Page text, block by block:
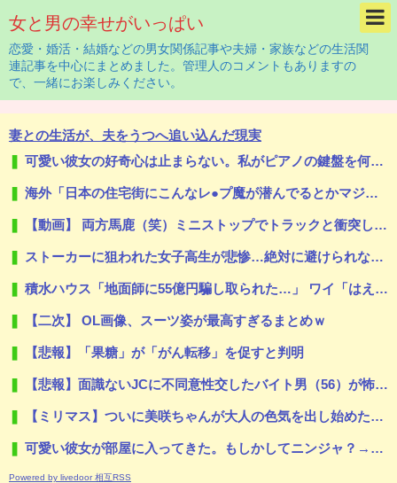
女と男の幸せがいっぱい
恋愛・婚活・結婚などの男女関係記事や夫婦・家族などの生活関
連記事を中心にまとめました。管理人のコメントもありますの
で、一緒にお楽しみください。
妻との生活が、夫をうつへ追い込んだ現実
可愛い彼女の好奇心は止まらない。私がピアノの鍵盤を何度か叩いてみた → すると彼女はこうなった…
海外「日本の住宅街にこんなレ●プ魔が潜んでるとかマジかよ…さすがHENTAIの国…」
【動画】 両方馬鹿（笑）ミニストップでトラックと衝突したドラレコが（ノ∇`）
ストーカーに狙われた女子高生が悲惨…絶対に避けられない中出しレ●プGIF画像
積水ハウス「地面師に55億円騙し取られた…」 ワイ「はえーかわいそう…会社滅茶苦茶やろなぁ」
【二次】 OL画像、スーツ姿が最高すぎるまとめｗ
【悲報】「果糖」が「がん転移」を促すと判明
【悲報】面識ないJCに不同意性交したバイト男（56）が怖すぎる 千葉県（※画像あり）
【ミリマス】ついに美咲ちゃんが大人の色気を出し始めた…！
可愛い彼女が部屋に入ってきた。もしかしてニンジャ？→スタイリッシュな動きはこちらです…
Powered by livedoor 相互RSS